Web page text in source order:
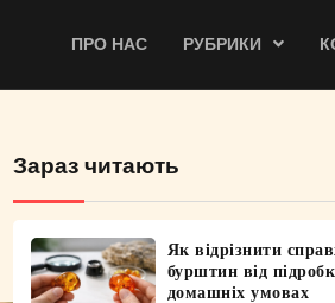
ПРО НАС РУБРИКИ
Зараз читають
Як відрізнити
бурштин від
домашніх умовах